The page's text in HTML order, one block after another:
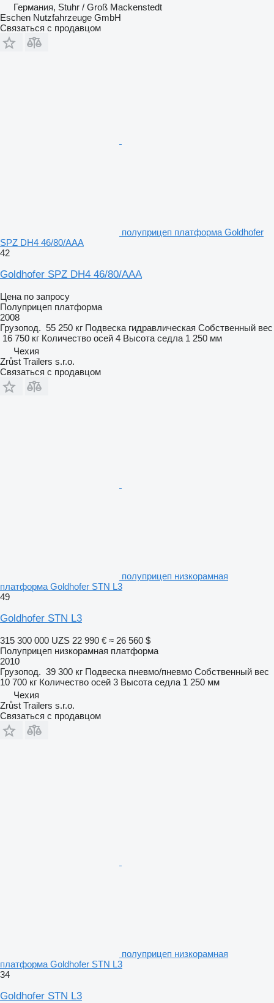
Германия, Stuhr / Groß Mackenstedt
Eschen Nutzfahrzeuge GmbH
Связаться с продавцом
полуприцеп платформа Goldhofer
SPZ DH4 46/80/AAA
42
Goldhofer SPZ DH4 46/80/AAA
Цена по запросу
Полуприцеп платформа
2008
Грузопод. 55 250 кг Подвеска гидравлическая Собственный вес
16 750 кг Количество осей 4 Высота седла 1 250 мм
Чехия
Zrůst Trailers s.r.o.
Связаться с продавцом
полуприцеп низкорамная
платформа Goldhofer STN L3
49
Goldhofer STN L3
315 300 000 UZS 22 990 € ≈ 26 560 $
Полуприцеп низкорамная платформа
2010
Грузопод. 39 300 кг Подвеска пневмо/пневмо Собственный вес
10 700 кг Количество осей 3 Высота седла 1 250 мм
Чехия
Zrůst Trailers s.r.o.
Связаться с продавцом
полуприцеп низкорамная
платформа Goldhofer STN L3
34
Goldhofer STN L3